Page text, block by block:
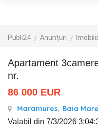
Publi24 Anunțuri
Apartament 3camere tautii magheraus, str. 3,
nr.
86 000 EUR
Maramures, Baia Mare
Valabil din 7/3/2026